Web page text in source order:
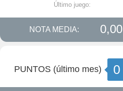
Último juego:
NOTA MEDIA: 0,00
PUNTOS (último mes) 0